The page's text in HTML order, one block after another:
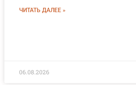
ЧИТАТЬ ДАЛЕЕ »
06.08.2026